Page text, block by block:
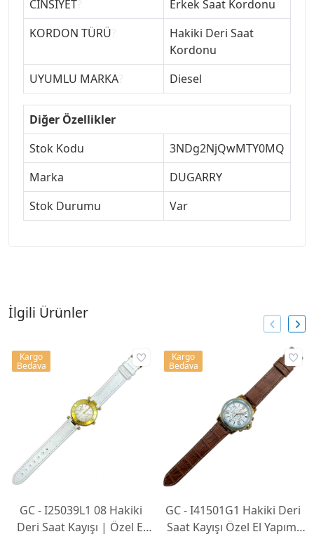
CİNSİYET
Erkek Saat Kordonu
KORDON TÜRÜ
Hakiki Deri Saat
Kordonu
UYUMLU MARKA
Diesel
Diğer Özellikler
Stok Kodu
3NDg2NjQwMTY0MQ
Marka
DUGARRY
Stok Durumu
Var
İlgili Ürünler
GC - I25039L1 08 Hakiki
Deri Saat Kayışı | Özel El
Kargo
Bedava
GC - I41501G1 Hakiki Deri
Saat Kayışı Özel El Yapımı
Kargo
Bedava